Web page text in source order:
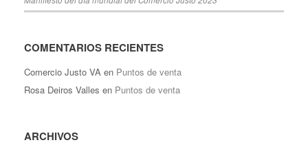
COMENTARIOS RECIENTES
Comercio Justo VA en Puntos de venta
Rosa Deiros Valles en Puntos de venta
ARCHIVOS